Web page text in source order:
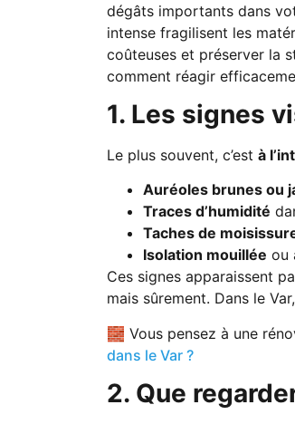
dégâts importants dans
intense fragilisent les
coûteuses et préserver la
comment réagir
1. Les signes
Le plus souvent, c’est à
Auréoles brunes ou
Traces d’humidité
Taches de
Isolation mouillée ou
Ces signes apparaissent
mais sûrement. Dans le
🧱 Vous pensez à une
dans le Var ?
2. Que